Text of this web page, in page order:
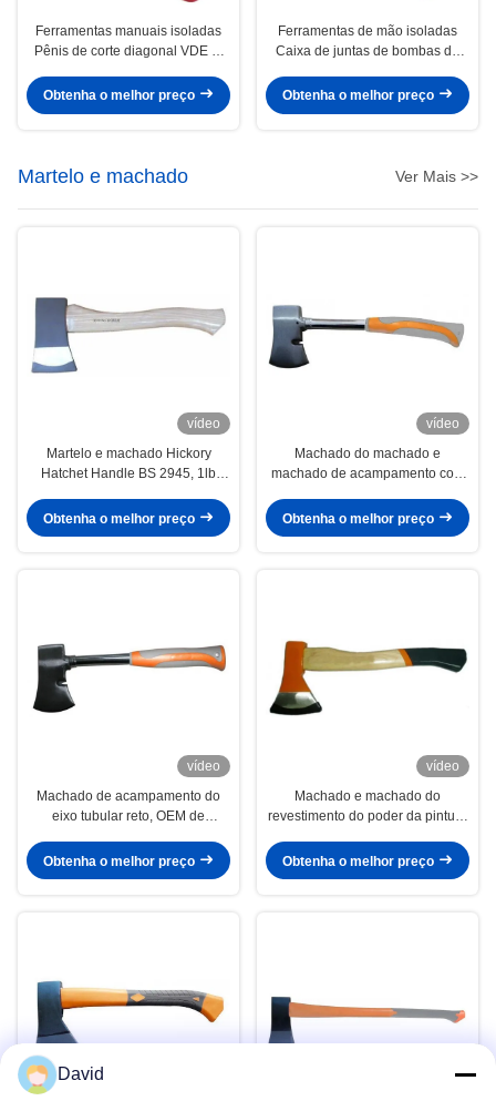
Ferramentas manuais isoladas
Pênis de corte diagonal VDE 6"
Obtenha o melhor preço
Ferramentas de mão isoladas
Caixa de juntas de bombas de
Obtenha o melhor preço
Martelo e machado Ver Mais >>
vídeo
Martelo e machado Hickory
Hatchet Handle BS 2945, 1lb
Coating
Obtenha o melhor preço
vídeo
Machado do machado e
machado de acampamento com
curvados do eixo tubular
Obtenha o melhor preço
vídeo
Machado de acampamento do
eixo tubular reto, OEM de
machado disponível
Obtenha o melhor preço
vídeo
Machado e machado do
revestimento do poder da pintura
5131 TUV/GS
Obtenha o melhor preço
David